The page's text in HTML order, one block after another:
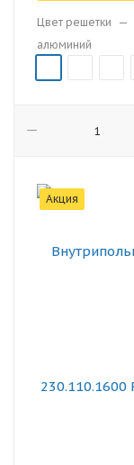
Цвет решетки —
алюминий
Акция